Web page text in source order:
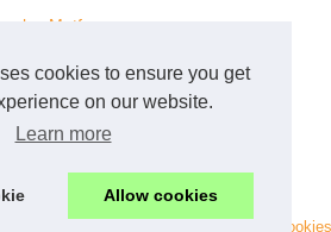
cookies to ensure you get
on our website.
Learn more
Allow cookies
Matfer...